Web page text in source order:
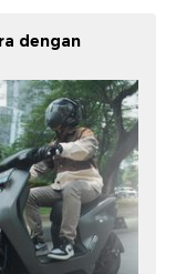
dengan